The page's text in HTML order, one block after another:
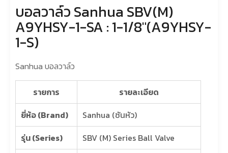
บอลวาล์ว Sanhua SBV(M)
A9YHSY-1-SA : 1-1/8″(A9YHSY-
1-S)
Sanhua บอลวาล์ว
รายการ
รายละเอียด
ยี่ห้อ (Brand)
Sanhua (ซันหัว)
รุ่น (Series)
SBV (M) Series Ball Valve